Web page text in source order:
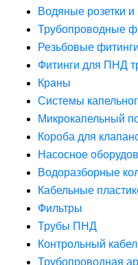
Водяные розетки и
Трубопроводные
Резьбовые фитинги
Фитинги для ПНД
Краны
Системы
Микрокапельный
Короба для
Насосное
Водоразборные
Кабельные
Фильтры
Трубы ПНД
Контрольный
Трубопроводная